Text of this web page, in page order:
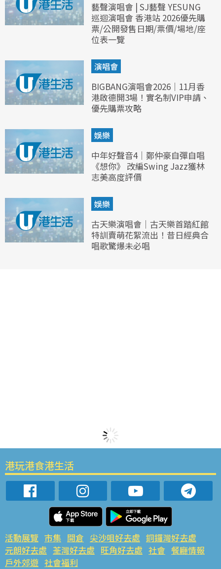
藝聲演唱會 | SJ藝聲 YESUNG
巡迴演唱會 香港站 2026優先購
票/公開發售日期/票價/場地/座
位表一覽
演唱會
BIGBANG演唱會2026｜11月香
港啟德開3場！實名制VIP申請、
優先購票攻略
娛樂
中年好聲音4｜鄭仲豪自彈自唱
《想你》 改編Swing Jazz獲林
志美高度評價
娛樂
古天樂演唱會｜古天樂首踏紅館
特訓賣萌花絮流出！昔日經典合
唱歌驚爆未必唱
港玩港食港生活
活動展覽 市集 開倉 尖沙咀好去處 銅鑼灣好去處
元朗好去處 荃灣好去處 旺角好去處 社會 餐廳情報
戶外郊遊 社會福利